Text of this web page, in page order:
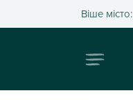
Віше місто: